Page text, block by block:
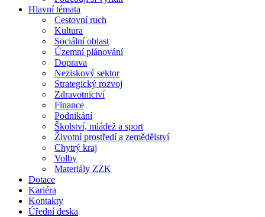
Hlavní témata
Cestovní ruch
Kultura
Sociální oblast
Územní plánování
Doprava
Neziskový sektor
Strategický rozvoj
Zdravotnictví
Finance
Podnikání
Školství, mládež a sport
Životní prostředí a zemědělství
Chytrý kraj
Volby
Materiály ZZK
Dotace
Kariéra
Kontakty
Úřední deska